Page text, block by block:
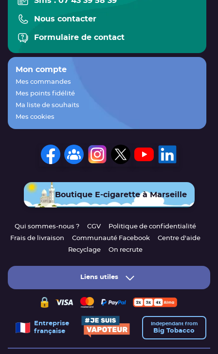
Nous contacter
Formulaire de contact
Mon compte
Mes commandes
Mes points fidélité
Ma liste de souhaits
Mes cookies
Boutique E-cigarette à Marseille
Qui sommes-nous ? CGV
Politique de confidentialité
Frais de livraison
Communauté Facebook
Centre d'aide
Recyclage
On recrute
Liens utiles
Entreprise
française
Independant from
Big Tobacco